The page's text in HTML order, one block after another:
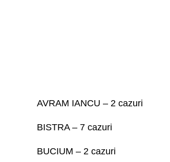
AVRAM IANCU – 2 cazuri
BISTRA – 7 cazuri
BUCIUM – 2 cazuri